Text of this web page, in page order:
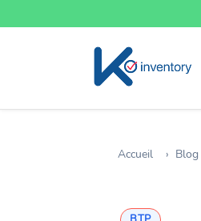
Accueil Blog